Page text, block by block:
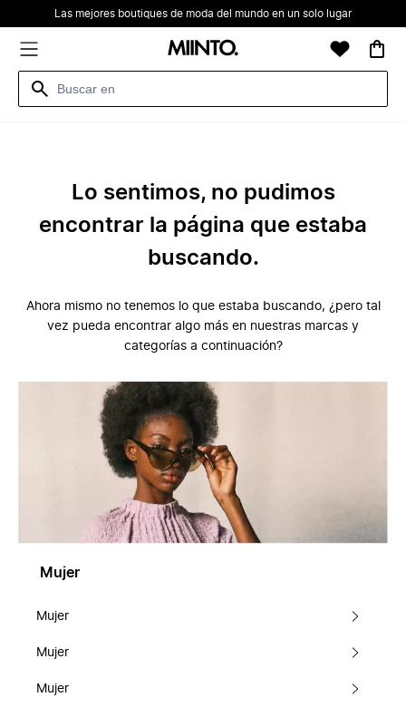
Las mejores boutiques de moda del mundo en un solo lugar
Lo sentimos, no pudimos
encontrar la página que estaba
buscando.
Ahora mismo no tenemos lo que estaba buscando, ¿pero tal
vez pueda encontrar algo más en nuestras marcas y
categorías a continuación?
Mujer
Mujer
Mujer
Mujer